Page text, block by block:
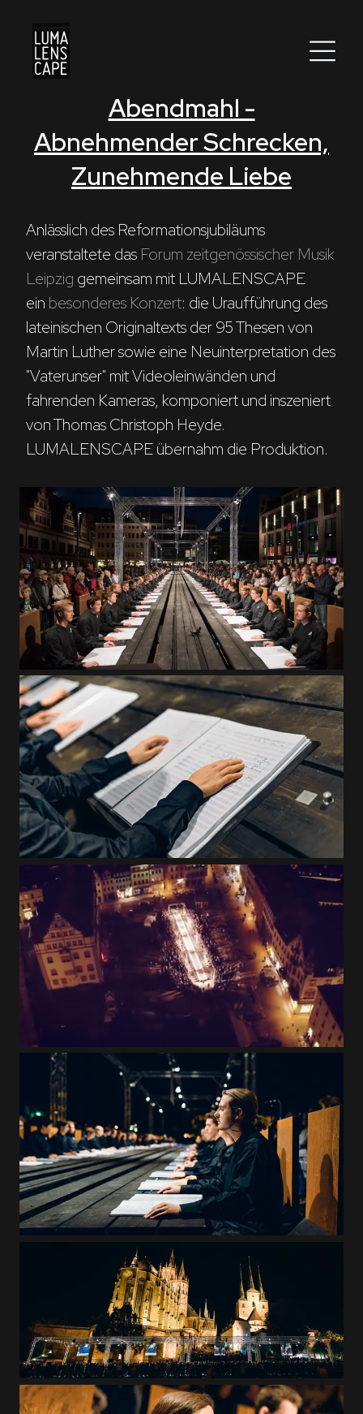
Postproduction
Production / Services
About
DEU ENG Suche
Abendmahl -
Abnehmender Schrecken,
Zunehmende Liebe
Anlässlich des Reformationsjubiläums
veranstaltete das Forum zeitgenössischer Musik
Leipzig gemeinsam mit LUMALENSCAPE
ein besonderes Konzert: die Uraufführung des
lateinischen Originaltexts der 95 Thesen von
Martin Luther sowie eine Neuinterpretation des
"Vaterunser" mit Videoleinwänden und
fahrenden Kameras, komponiert und inszeniert
von Thomas Christoph Heyde.
LUMALENSCAPE übernahm die Produktion.